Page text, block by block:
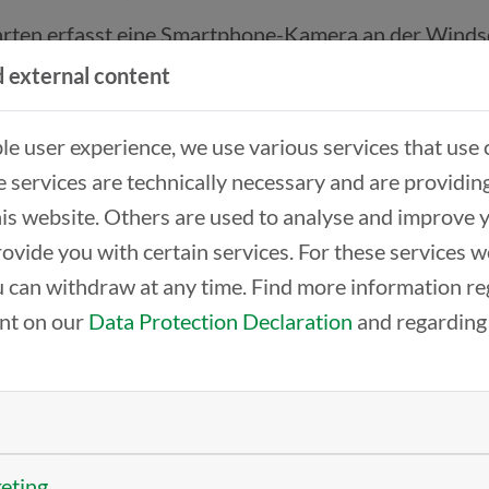
erfasst eine Smartphone-Kamera an der
und kategorisiert Schäden.
– die über eine Fachzeitschrift auf das
optimiert das System das
KI-WACHSTUM BEI DER
Routineanfragen binden in Servicezentralen
DienstleisterR-KOMbewiesen,
KI – jedoch nicht als Ersatz für den Menschen,
organisch wachsen kann: Was als
weiter.
„Rosi“ geht immer dann ans Telefon, wenn
external content
user experience, we use various services that
services are technically necessary and are
website. Others are used to analyse and improve
you with certain services. For these services
can withdraw at any time. Find more information
on our Data Protection Declaration and